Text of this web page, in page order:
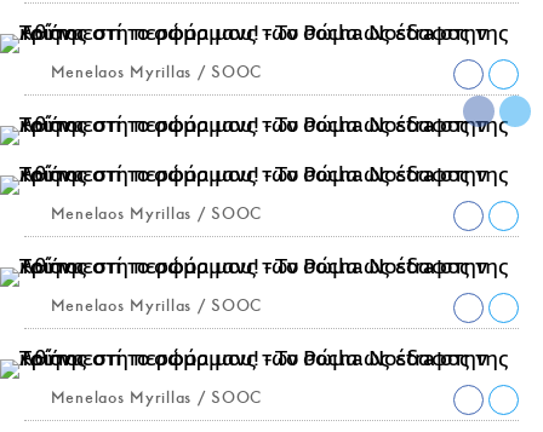
Menelaos Myrillas / SOOC
Menelaos Myrillas / SOOC
Menelaos Myrillas / SOOC
Menelaos Myrillas / SOOC